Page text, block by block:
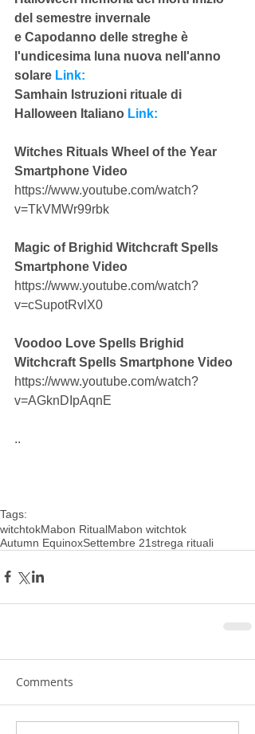
del semestre invernale
e Capodanno delle streghe è
l'undicesima luna nuova nell'anno
solare Link:
Samhain Istruzioni rituale di
Halloween Italiano Link:
Witches Rituals Wheel of the Year
Smartphone Video
https://www.youtube.com/watch?
v=TkVMWr99rbk
Magic of Brighid Witchcraft Spells
Smartphone Video
https://www.youtube.com/watch?
v=cSupotRvlX0
Voodoo Love Spells Brighid
Witchcraft Spells Smartphone Video
https://www.youtube.com/watch?
v=AGknDIpAqnE
..
Tags:
witchtokMabon RitualMabon witchtok
Autumn EquinoxSettembre 21strega rituali
Comments